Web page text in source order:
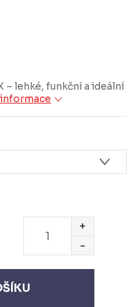
– lehké, funkční a ideální